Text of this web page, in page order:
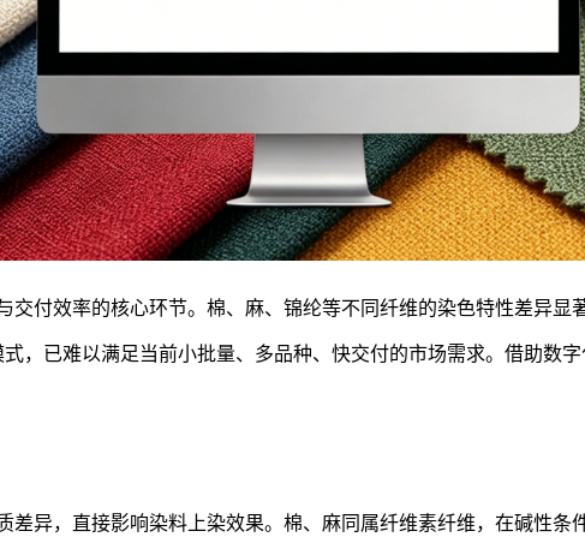
交付效率的核心环节。棉、麻、锦纶等不同纤维的染色特性差异显
，已难以满足当前小批量、多品种、快交付的市场需求。借助数
差异，直接影响染料上染效果。棉、麻同属纤维素纤维，在碱性条